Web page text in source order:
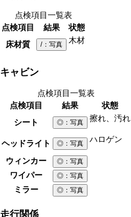
点検項目一覧表
点検項目
結果
状態
床材質
/ ：写真 木材
キャビン
点検項目一覧表
点検項目
結果
状態
シート
◎ ：写真 擦れ、汚れ
ヘッドライト ◎ ：写真 ハロゲン
ウィンカー ◎ ：写真
ワイパー ◎ ：写真
ミラー ◎ ：写真
走行関係